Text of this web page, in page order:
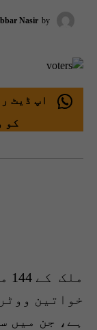
by
Nasir
اپ ڈیٹ
کو